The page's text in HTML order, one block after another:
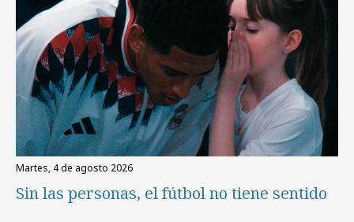
martes, 4 de agosto 2026
Sin las personas, el fútbol no tiene sentido